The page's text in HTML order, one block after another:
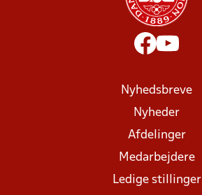
Nyhedsbreve
Nyheder
Afdelinger
Medarbejdere
Ledige stillinger